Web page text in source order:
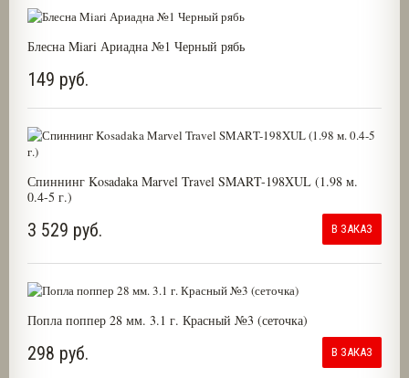
Блесна Miari Ариадна №1 Черный рябь
149 руб.
Спиннинг Kosadaka Marvel Travel SMART-198XUL (1.98 м.
0.4-5 г.)
3 529 руб. В ЗАКАЗ
Попла поппер 28 мм. 3.1 г. Красный №3 (сеточка)
298 руб. В ЗАКАЗ